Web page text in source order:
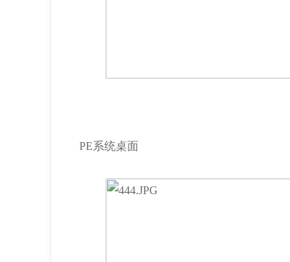
PE系统桌面